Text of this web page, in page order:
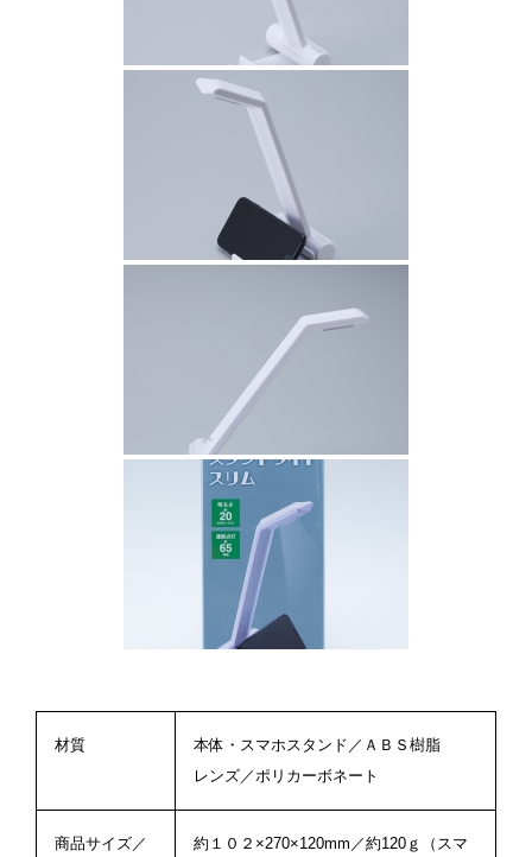
材質
本体・スマホスタンド／ＡＢＳ樹脂
レンズ／ポリカーボネート
商品サイズ／
約１０２×270×120mm／約120ｇ（スマ